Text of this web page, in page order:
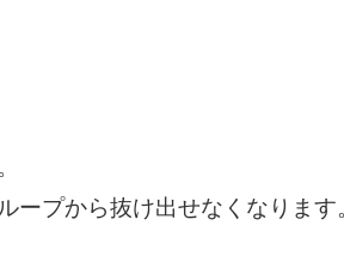
ープから抜け出せなくなります